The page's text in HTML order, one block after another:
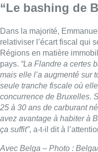
“Le bashing de
Dans la majorité,
relativiser l’écart fiscal qui
Régions en matière
pays. “La Flandre a certes
mais elle l’a augmenté sur
seule tranche fiscale où
concurrence de Bruxelles.
25 à 30 ans de carburant
avez avantage à habiter à
ça suffit”, a-t-il dit à
Avec Belga – Photo :